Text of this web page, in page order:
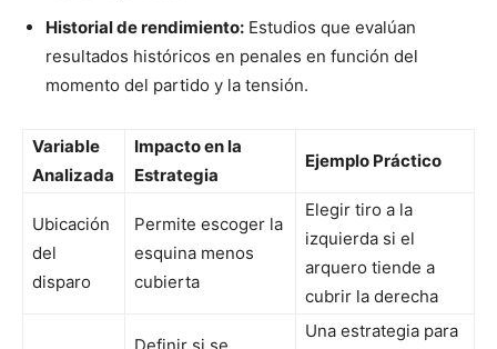
Historial de rendimiento: Estudios que evalúan
resultados históricos en penales en función del
momento del partido y la tensión.
Variable
Analizada
Impacto en la
Estrategia
Ejemplo Práctico
Ubicación
del
disparo
Permite escoger la
esquina menos
cubierta
Elegir tiro a la
izquierda si el
arquero tiende a
cubrir la derecha
Una estrategia para